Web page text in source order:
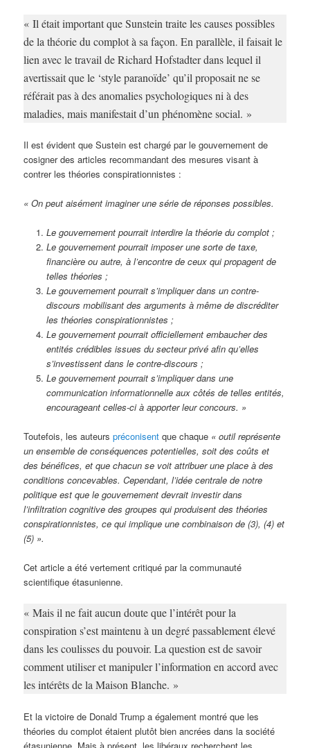
« Il était important que Sunstein traite les causes possibles
de la théorie du complot à sa façon. En parallèle, il faisait le
lien avec le travail de Richard Hofstadter dans lequel il
avertissait que le ‘style paranoïde’ qu’il proposait ne se
référait pas à des anomalies psychologiques ni à des
maladies, mais manifestait d’un phénomène social. »
Il est évident que Sustein est chargé par le gouvernement de
cosigner des articles recommandant des mesures visant à
contrer les théories conspirationnistes :
« On peut aisément imaginer une série de réponses possibles.
Le gouvernement pourrait interdire la théorie du complot ;
Le gouvernement pourrait imposer une sorte de taxe,
financière ou autre, à l’encontre de ceux qui propagent de
telles théories ;
Le gouvernement pourrait s’impliquer dans un contre-
discours mobilisant des arguments à même de discréditer
les théories conspirationnistes ;
Le gouvernement pourrait officiellement embaucher des
entités crédibles issues du secteur privé afin qu’elles
s’investissent dans le contre-discours ;
Le gouvernement pourrait s’impliquer dans une
communication informationnelle aux côtés de telles entités,
encourageant celles-ci à apporter leur concours. »
Toutefois, les auteurspréconisent que chaque « outil représente
un ensemble de conséquences potentielles, soit des coûts et
des bénéfices, et que chacun se voit attribuer une place à des
conditions concevables. Cependant, l’idée centrale de notre
politique est que le gouvernement devrait investir dans
l’infiltration cognitive des groupes qui produisent des théories
conspirationnistes, ce qui implique une combinaison de (3), (4) et
(5) ».
Cet article a été vertement critiqué par la communauté
scientifique étasunienne.
« Mais il ne fait aucun doute que l’intérêt pour la
conspiration s’est maintenu à un degré passablement élevé
dans les coulisses du pouvoir. La question est de savoir
comment utiliser et manipuler l’information en accord avec
les intérêts de la Maison Blanche. »
Et la victoire de Donald Trump a également montré que les
théories du complot étaient plutôt bien ancrées dans la société
étasunienne. Mais à présent, les libéraux recherchent les